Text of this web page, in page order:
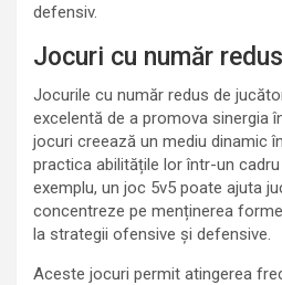
defensiv.
Jocuri cu număr
Jocurile cu număr redus de
excelentă de a promova sinergia
jocuri creează un mediu dinamic
practica abilitățile lor într-un
exemplu, un joc 5v5 poate ajuta
concentreze pe menținerea
la strategii ofensive și defensive.
Aceste jocuri permit atingerea